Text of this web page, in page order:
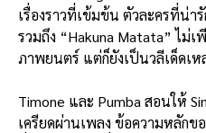
เรื่องราวที่เข้มข้น ตัวละครที่น่า
รวมถึง “Hakuna Matata” ไม่
ภาพยนตร์ แต่ก็ยังเป็นวลีเด็ดเ
Timone และ Pumba สอนให้
เครียดผ่านเพลง ข้อความหลักข